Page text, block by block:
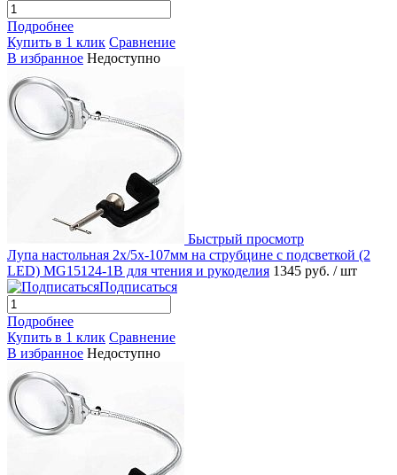
Подробнее
Купить в 1 клик Сравнение
В избранное Недоступно
Быстрый просмотр
Лупа настольная 2x/5x-107мм на струбцине с подсветкой (2
LED) MG15124-1B для чтения и рукоделия 1345 руб. / шт
Подписаться
Подробнее
Купить в 1 клик Сравнение
В избранное Недоступно